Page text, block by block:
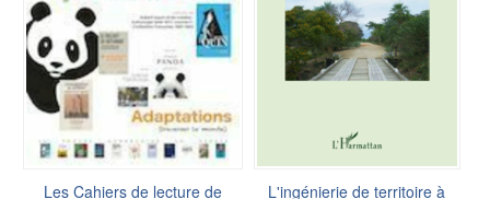
Les Cahiers de lecture de
L'ingénierie de territoire à